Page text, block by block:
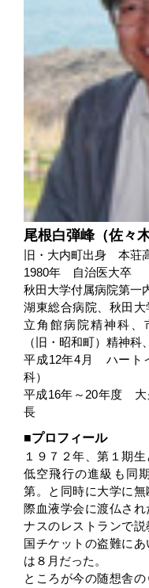
尾根白弾峰（佐々
旧・大内町出身 本荘
1980年 自治医大卒
秋田大学付属病院第一
湖東総合病院、秋田
立角館病院精神科、
（旧・昭和町）精神
平成12年4月 ハート
科）
平成16年～20年度 大
長
プロフィール
１９７２年、第１期
低空飛行の進級も同
第。と同時に大学に
際血液学会に渡仏さ
ナスのレストランで
国チケットの盗難に
は８月だった。
ところが今の随想舎